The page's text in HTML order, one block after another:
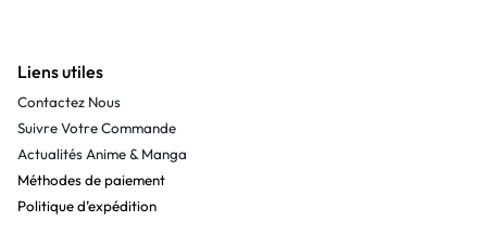
Liens utiles
Contactez Nous
Suivre Votre Commande
Actualités Anime & Manga
Méthodes de paiement
Politique d’expédition